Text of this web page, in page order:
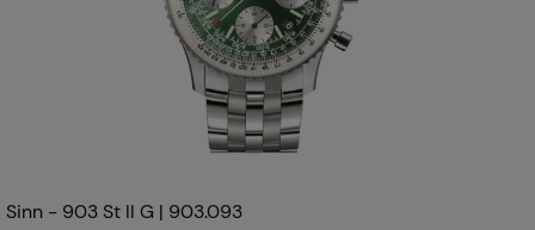
Sinn - 903 St II G | 903.093